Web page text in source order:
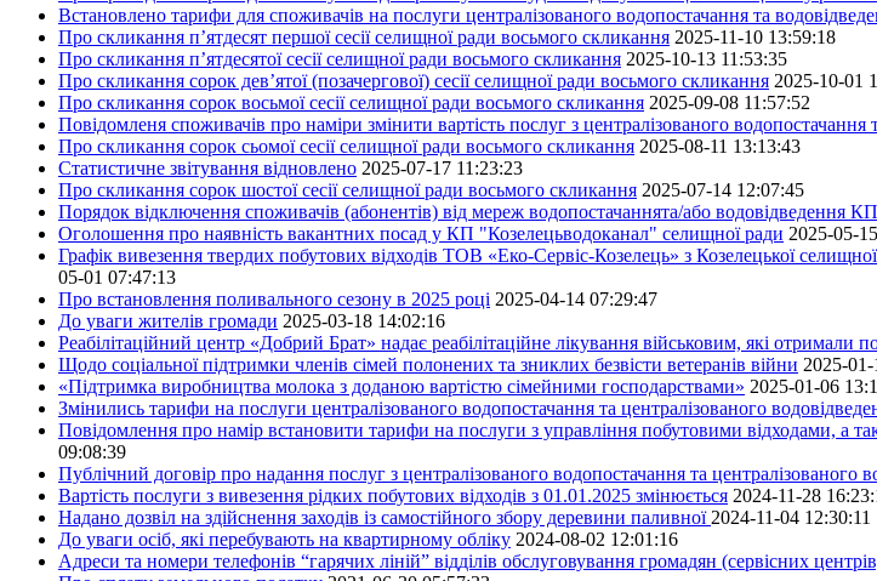
Встановлено тарифи для споживачів на послуги централізованого водопостачання та
Про скликання п’ятдесят першої сесії селищної ради восьмого скликання 2025-11-10 13:59:18
Про скликання п’ятдесятої сесії селищної ради восьмого скликання 2025-10-13 11:53:35
Про скликання сорок дев’ятої (позачергової) сесії селищної ради восьмого скликання 2025-10-01
Про скликання сорок восьмої сесії селищної ради восьмого скликання 2025-09-08 11:57:52
Повідомленя споживачів про наміри змінити вартість послуг з централізованого водопостачання
Про скликання сорок сьомої сесії селищної ради восьмого скликання 2025-08-11 13:13:43
Статистичне звітування відновлено 2025-07-17 11:23:23
Про скликання сорок шостої сесії селищної ради восьмого скликання 2025-07-14 12:07:45
Порядок відключення споживачів (абонентів) від мереж водопостачаннята/або водовідведення
Оголошення про наявність вакантних посад у КП "Козелецьводоканал" селищної ради 2025-05-
Графік вивезення твердих побутових відходів ТОВ «Еко-Сервіс-Козелець» з Козелецької
05-01 07:47:13
Про встановлення поливального сезону в 2025 році 2025-04-14 07:29:47
До уваги жителів громади 2025-03-18 14:02:16
Реабілітаційний центр «Добрий Брат» надає реабілітаційне лікування військовим, які отримали
Щодо соціальної підтримки членів сімей полонених та зниклих безвісти ветеранів війни 2025-
«Підтримка виробництва молока з доданою вартістю сімейними господарствами» 2025-01-06
Змінились тарифи на послуги централізованого водопостачання та централізованого
Повідомлення про намір встановити тарифи на послуги з управління побутовими відходами, а
09:08:39
Публічний договір про надання послуг з централізованого водопостачання та централізованого
Вартість послуги з вивезення рідких побутових відходів з 01.01.2025 змінюється 2024-11-28
Надано дозвіл на здійснення заходів із самостійного збору деревини паливної 2024-11-04 12:30:11
До уваги осіб, які перебувають на квартирному обліку 2024-08-02 12:01:16
Адреси та номери телефонів “гарячих ліній” відділів обслуговування громадян (сервісних